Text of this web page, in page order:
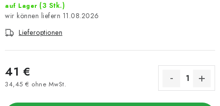
auf Lager (3 Stk.)
11.08.2026
Lieferoptionen
41 €
34,45 € ohne MwSt.